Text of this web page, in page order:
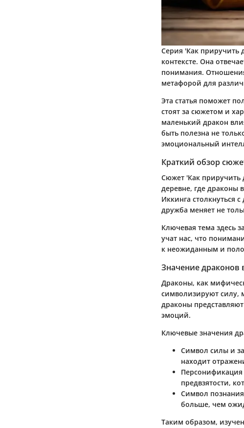
Серия 'Как приручить
контексте. Она
понимания.
метафорой для
Эта статья поможет
стоят за сюжетом и
маленький дракон
быть полезна не
эмоциональный
Краткий обзор
Сюжет 'Как приручить
деревне, где драконы
Иккинга столкнуться
дружба меняет не
Ключевая тема здесь
учат нас, что
к неожиданным и
Значение драконов
Драконы, как
символизируют силу,
драконы
эмоций.
Ключевые значения
Символ силы и
находит
Персонификация
предвзятости,
Символ познания
больше, чем
Таким образом,